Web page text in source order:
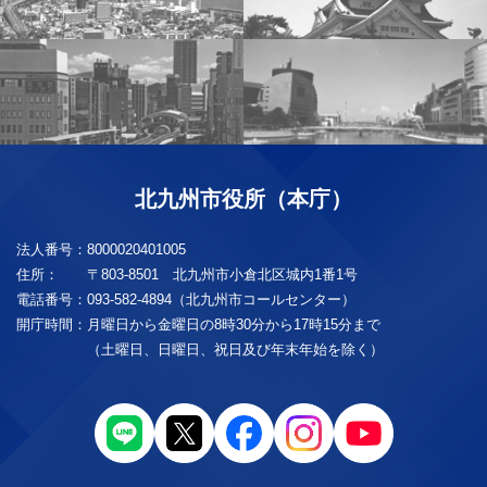
北九州市役所（本庁）
法人番号： 8000020401005
住所：
〒803-8501 北九州市小倉北区城内1番1号
電話番号： 093-582-4894（北九州市コールセンター）
開庁時間： 月曜日から金曜日の8時30分から17時15分まで
（土曜日、日曜日、祝日及び年末年始を除く）